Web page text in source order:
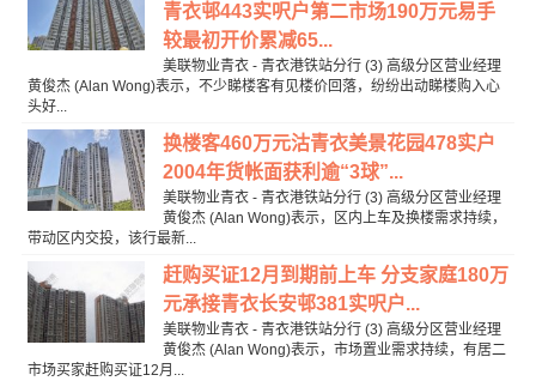
青衣邨443实呎户第二市场190万元易手
较最初开价累减65...
美联物业青衣 - 青衣港铁站分行 (3) 高级分区营业经理
黄俊杰 (Alan Wong)表示，不少睇楼客有见楼价回落，纷纷出动睇楼购入心
头好...
换楼客460万元沽青衣美景花园478实户
2004年货帐面获利逾“3球”...
美联物业青衣 - 青衣港铁站分行 (3) 高级分区营业经理
黄俊杰 (Alan Wong)表示，区内上车及换楼需求持续，
带动区内交投，该行最新...
赶购买证12月到期前上车 分支家庭180万
元承接青衣长安邨381实呎户...
美联物业青衣 - 青衣港铁站分行 (3) 高级分区营业经理
黄俊杰 (Alan Wong)表示，市场置业需求持续，有居二
市场买家赶购买证12月...